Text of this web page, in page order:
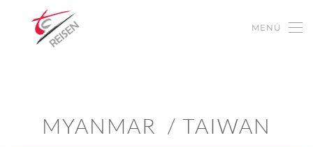
Zum Hauptinhalt springen
MENÜ
MYANMAR / TAIWAN